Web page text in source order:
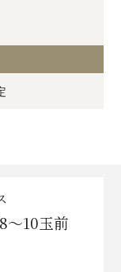
～10玉前